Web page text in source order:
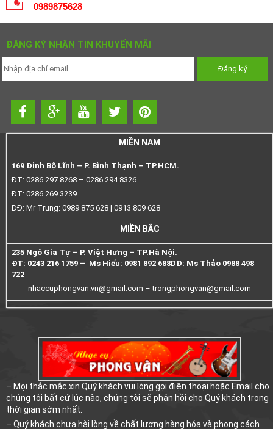
0989875628
ĐĂNG KÝ NHẬN TIN KHUYẾN MÃI
MIỀN NAM
169 Đinh Bộ Lĩnh – P. Bình Thạnh – TP.HCM.
ĐT: 0286 297 8268 – 0286 294 8326
ĐT: 0286 269 3239
DĐ: Mr Trung: 0989 875 628 | 0913 809 628
MIỀN BẮC
235 Ngô Gia Tự – P. Việt Hưng – TP.Hà Nội.
ĐT: 0243 216 1759 – Ms Hiếu: 0981 892 688DĐ: Ms Thảo 0988 498
722
nhaccuphongvan.vn@gmail.com –trongphongvan@gmail.com
– Mọi thắc mắc xin Quý khách vui lòng gọi điện thoại hoặc Email cho
chúng tôi bất cứ lúc nào, chúng tôi sẽ phản hồi cho Quý khách trong
thời gian sớm nhất.
– Quý khách chưa hài lòng về chất lượng hàng hóa và phong cách